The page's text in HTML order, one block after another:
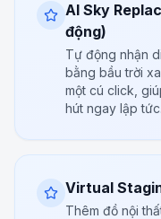
AI Sky
động)
Tự động nhận
bằng bầu trời
một cú click,
hút ngay lập tức.
Virtual
Thêm đồ nội